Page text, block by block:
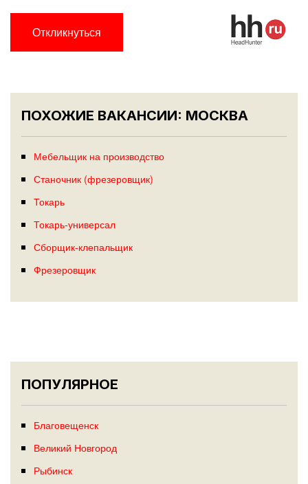
Откликнуться
ПОХОЖИЕ ВАКАНСИИ: МОСКВА
Мебельщик на производство
Станочник (фрезеровщик)
Токарь
Токарь-универсал
Сборщик-клепальщик
Фрезеровщик
ПОПУЛЯРНОЕ
Благовещенск
Великий Новгород
Рыбинск